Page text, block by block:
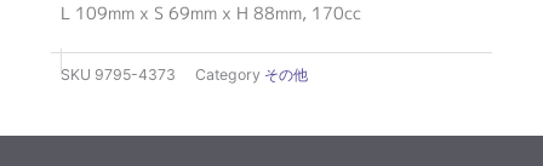
L 109mm x S 69mm x H 88mm, 170cc
SKU 9795-4373 Category その他